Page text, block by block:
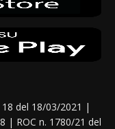
del 18/03/2021 |
| ROC n. 1780/21 del